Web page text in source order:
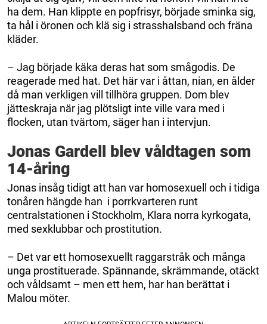
ha dem. Han klippte en popfrisyr, började sminka sig,
ta hål i öronen och klä sig i strasshalsband och fräna
kläder.
– Jag började käka deras hat som smågodis. De
reagerade med hat. Det här var i åttan, nian, en ålder
då man verkligen vill tillhöra gruppen. Dom blev
jätteskraja när jag plötsligt inte ville vara med i
flocken, utan tvärtom, säger han i intervjun.
Jonas Gardell blev våldtagen som
14-åring
Jonas insåg tidigt att han var homosexuell och i tidiga
tonåren hängde han i porrkvarteren runt
centralstationen i Stockholm, Klara norra kyrkogata,
med sexklubbar och prostitution.
– Det var ett homosexuellt raggarstråk och många
unga prostituerade. Spännande, skrämmande, otäckt
och våldsamt – men ett hem, har han berättat i
Malou möter.